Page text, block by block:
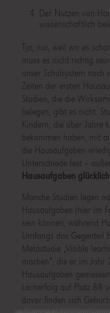
Der Nutzen von
wissenschaftlich
Tja, nur, weil wir es
muss es nicht richtig
unser Schulsystem
Zeiten der ersten
Studien, die die
belegen, gibt es nicht.
Kindern, die über Jahre
bekommen haben, mit
die Hausaufgaben
Unterschiede fest –
Hausaufgaben
Manche Studien legen
Hausaufgaben (hier im
sein können, während
Umfangs das Gegenteil
Metastudie „Visible
machen“, die er im
Hausaufgaben
Lernerfolg auf Platz 88
davor finden sich